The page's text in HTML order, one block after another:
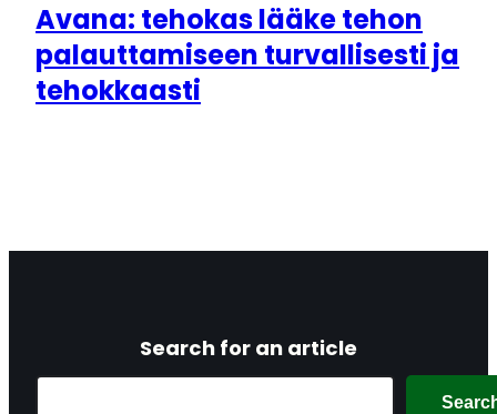
Avana: tehokas lääke tehon
palauttamiseen turvallisesti ja
tehokkaasti
Search for an article